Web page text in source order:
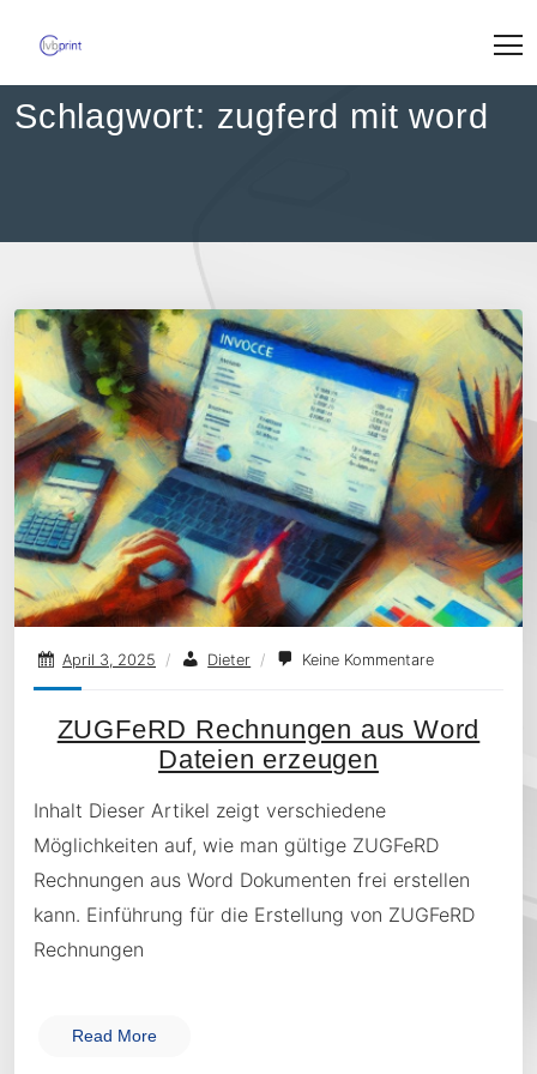
content
Schlagwort: zugferd mit word
April 3, 2025 / Dieter / Keine Kommentare
ZUGFeRD Rechnungen aus Word
Dateien erzeugen
Inhalt Dieser Artikel zeigt verschiedene
Möglichkeiten auf, wie man gültige ZUGFeRD
Rechnungen aus Word Dokumenten frei erstellen
kann. Einführung für die Erstellung von ZUGFeRD
Rechnungen
Read More